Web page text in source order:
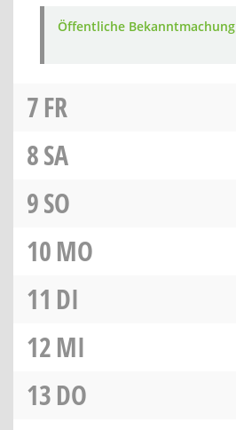
Öffentliche Bekanntmachung
7FR
8SA
9SO
10MO
11 DI
12MI
13DO